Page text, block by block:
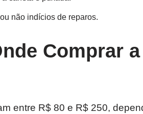
não indícios de reparos.
Comprar
entre R$ 80 e R$ 250,